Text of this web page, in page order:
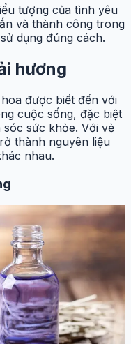
tượng của tình yêu
và thành công trong
dụng đúng cách.
hương
được biết đến với
cuộc sống, đặc biệt
sức khỏe. Với vẻ
thành nguyên liệu
nhau.